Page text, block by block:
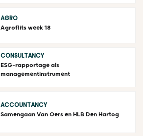
AGRO
Agroflits week 18
CONSULTANCY
ESG-rapportage als
managementinstrument
ACCOUNTANCY
Samengaan Van Oers en HLB Den Hartog